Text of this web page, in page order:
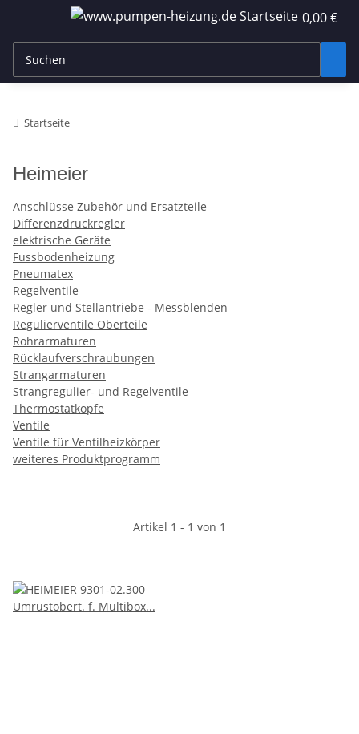
0,00 €
Startseite
Heimeier
Anschlüsse Zubehör und Ersatzteile
Differenzdruckregler
elektrische Geräte
Fussbodenheizung
Pneumatex
Regelventile
Regler und Stellantriebe - Messblenden
Regulierventile Oberteile
Rohrarmaturen
Rücklaufverschraubungen
Strangarmaturen
Strangregulier- und Regelventile
Thermostatköpfe
Ventile
Ventile für Ventilheizkörper
weiteres Produktprogramm
Artikel 1 - 1 von 1